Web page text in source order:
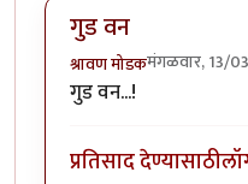
गुड वन
श्रावण मोडकमंगळवार, 13/
गुड वन...!
प्रतिसाद देण्यासाठी